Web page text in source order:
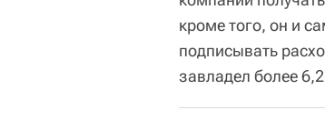
кроме того, он и
подписывать
завладел более